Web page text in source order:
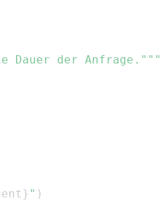
Dauer der Anfrage."""
} " )